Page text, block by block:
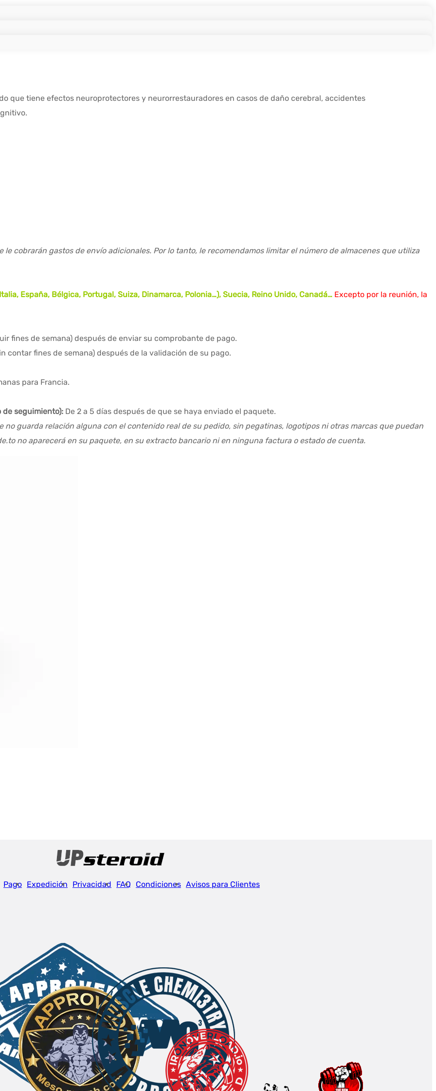
que tiene efectos neuroprotectores y neurorrestauradores en casos de daño cerebral, accidentes
cobrarán gastos de envío adicionales. Por lo tanto, le recomendamos limitar el número de almacenes que utiliza
España, Bélgica, Portugal, Suiza, Dinamarca, Polonia…), Suecia, Reino Unido, Canadá… Excepto por la reunión, la
fines de semana) después de enviar su comprobante de pago.
contar fines de semana) después de la validación de su pago.
para Francia.
de seguimiento): De 2 a 5 días después de que se haya enviado el paquete.
guarda relación alguna con el contenido real de su pedido, sin pegatinas, logotipos ni otras marcas que puedan
no aparecerá en su paquete, en su extracto bancario ni en ninguna factura o estado de cuenta.
Pago Expedición Privacidad FAQ Condiciones Avisos para Clientes